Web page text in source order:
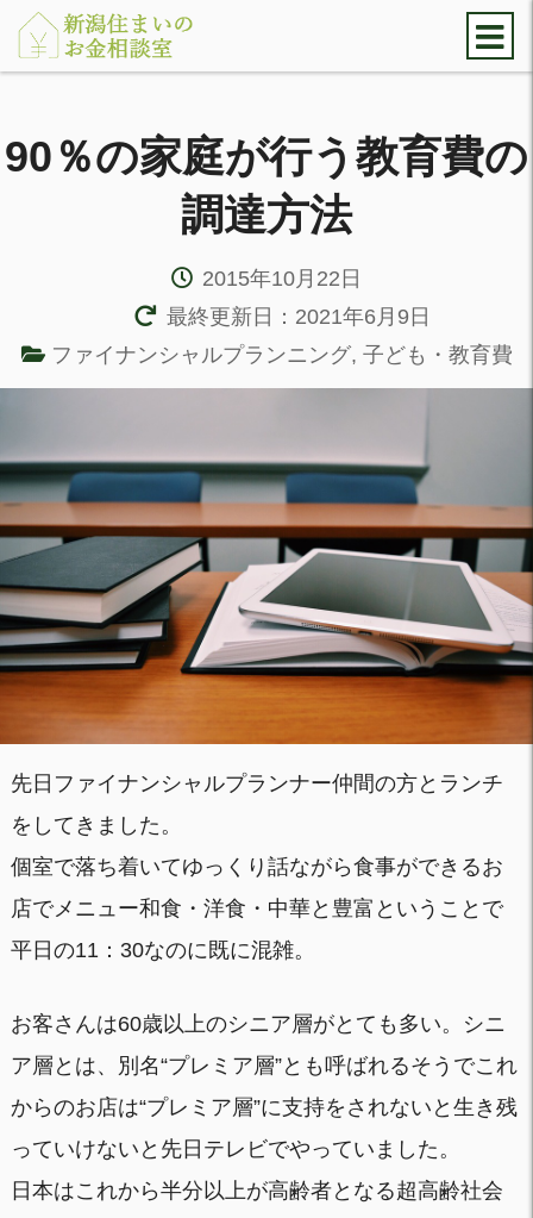
90％の家庭が行う教育費の
調達方法
2015年10月22日
最終更新日：2021年6月9日
ファイナンシャルプランニング, 子ども・教育費
先日ファイナンシャルプランナー仲間の方とランチ
をしてきました。
個室で落ち着いてゆっくり話ながら食事ができるお
店でメニュー和食・洋食・中華と豊富ということで
平日の11：30なのに既に混雑。
お客さんは60歳以上のシニア層がとても多い。シニ
ア層とは、別名“プレミア層”とも呼ばれるそうでこれ
からのお店は“プレミア層”に支持をされないと生き残
っていけないと先日テレビでやっていました。
日本はこれから半分以上が高齢者となる超高齢社会